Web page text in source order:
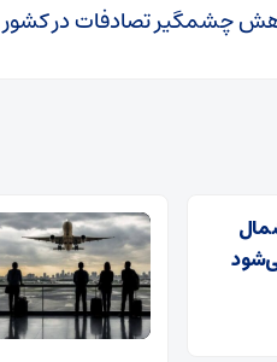
چشمگیر تصادفات در